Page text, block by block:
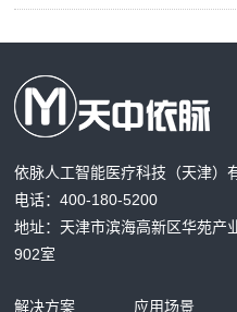
依脉人工智能医疗科技（天津）
电话：400-180-5200
地址：天津市滨海高新区华苑产
902室
解决方案 应用场景